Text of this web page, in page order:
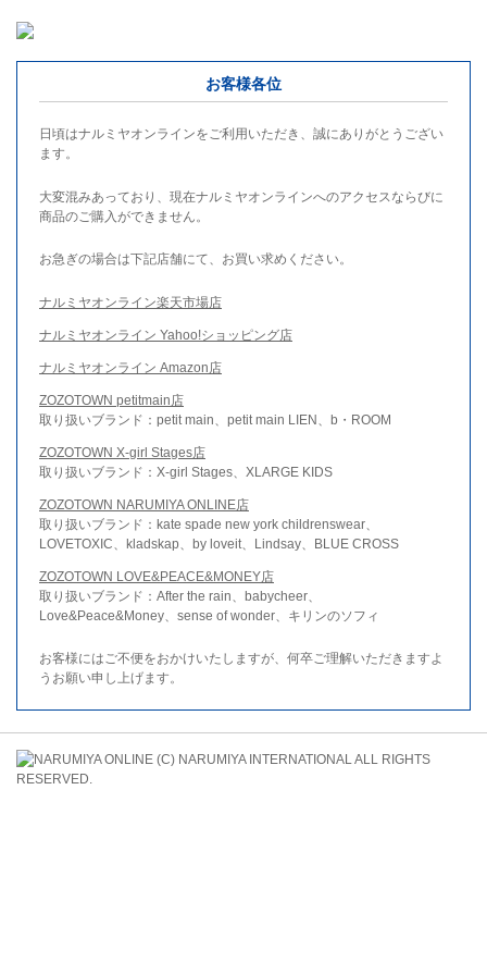
お客様各位
日頃はナルミヤオンラインをご利用いただき、誠にありがとうござい
ます。
大変混みあっており、現在ナルミヤオンラインへのアクセスならびに
商品のご購入ができません。
お急ぎの場合は下記店舗にて、お買い求めください。
ナルミヤオンライン楽天市場店
ナルミヤオンライン Yahoo!ショッピング店
ナルミヤオンライン Amazon店
ZOZOTOWN petitmain店
取り扱いブランド：petit main、petit main LIEN、b・ROOM
ZOZOTOWN X-girl Stages店
取り扱いブランド：X-girl Stages、XLARGE KIDS
ZOZOTOWN NARUMIYA ONLINE店
取り扱いブランド：kate spade new york childrenswear、
LOVETOXIC、kladskap、by loveit、Lindsay、BLUE CROSS
ZOZOTOWN LOVE&PEACE&MONEY店
取り扱いブランド：After the rain、babycheer、
Love&Peace&Money、sense of wonder、キリンのソフィ
お客様にはご不便をおかけいたしますが、何卒ご理解いただきますよ
うお願い申し上げます。